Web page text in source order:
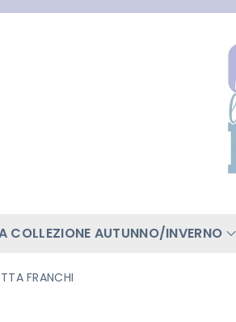
COLLEZIONE AUTUNNO/INVERNO
FRANCHI